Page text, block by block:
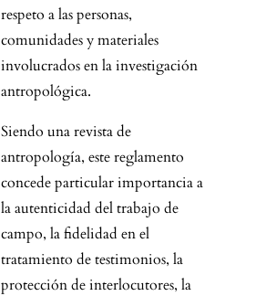
respeto a las personas,
comunidades y materiales
involucrados en la investigación
antropológica.
Siendo una revista de
antropología, este reglamento
concede particular importancia a
la autenticidad del trabajo de
campo, la fidelidad en el
tratamiento de testimonios, la
protección de interlocutores, la